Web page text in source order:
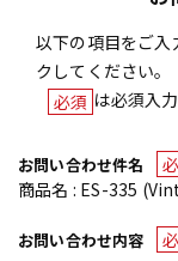
以下の項目をご入
クしてください。
必須 は必須入力
お問い合わせ件名
商品名 : ES-335
お問い合わせ内容